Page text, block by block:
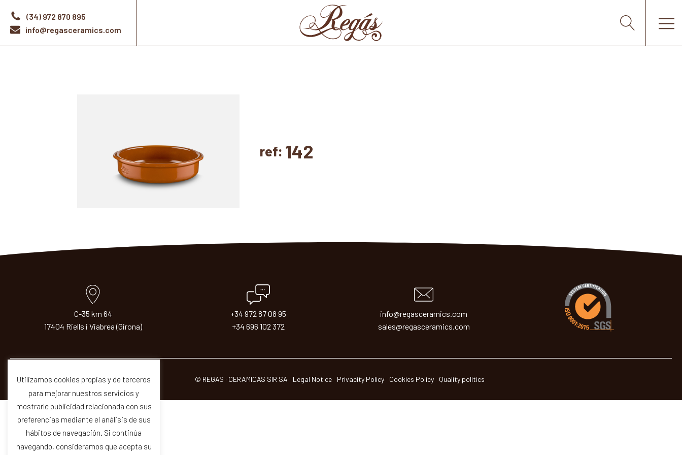
(34) 972 870 895
info@regasceramics.com
ref: 142
C-35 km 64
17404 Riells i Viabrea (Girona)
+34 972 87 08 95
+34 696 102 372
info@regasceramics.com
sales@regasceramics.com
© REGAS · CERAMICAS SIR SA Legal Notice Privacity Policy Cookies Policy Quality politics
Utilizamos cookies propias y de terceros
para mejorar nuestros servicios y
mostrarle publicidad relacionada con sus
preferencias mediante el análisis de sus
hábitos de navegación. Si continúa
navegando, consideramos que acepta su